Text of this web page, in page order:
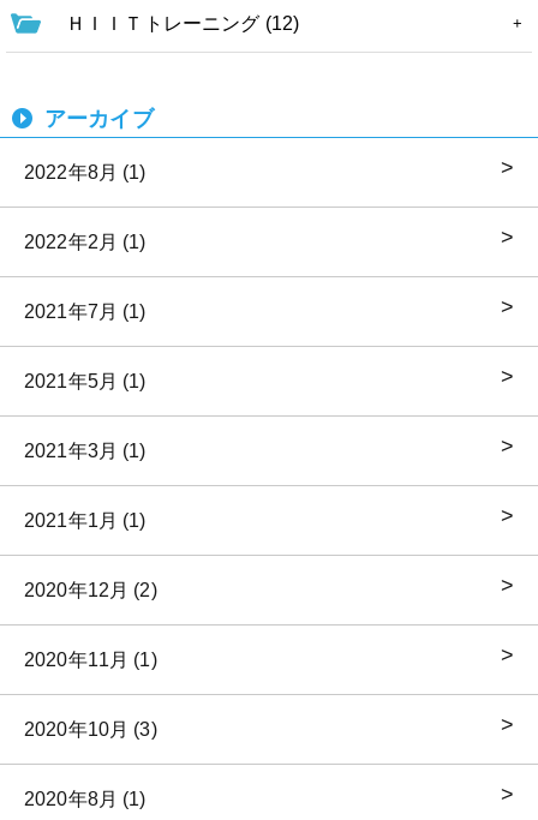
ＨＩＩＴトレーニング (12)
アーカイブ
2022年8月 (1)
2022年2月 (1)
2021年7月 (1)
2021年5月 (1)
2021年3月 (1)
2021年1月 (1)
2020年12月 (2)
2020年11月 (1)
2020年10月 (3)
2020年8月 (1)